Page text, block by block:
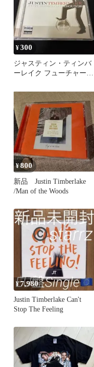
¥300
ジャスティン・ティンバ
ーレイク フューチャー・
¥800
新品 Justin Timberlake
/Man of the Woods
¥7,980
Justin Timberlake Can't
Stop The Feeling